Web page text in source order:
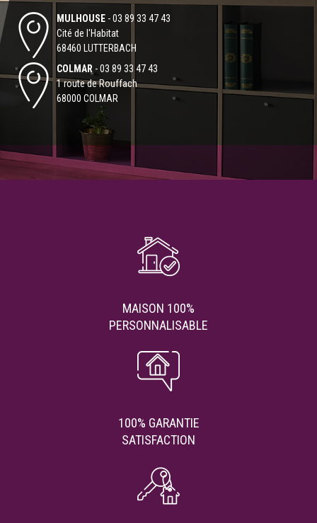
MULHOUSE -03 89 33 47 43
Cité de l'Habitat
68460 LUTTERBACH
COLMAR -03 89 33 47 43
1 route de Rouffach
68000 COLMAR
MAISON 100%
PERSONNALISABLE
100% GARANTIE
SATISFACTION